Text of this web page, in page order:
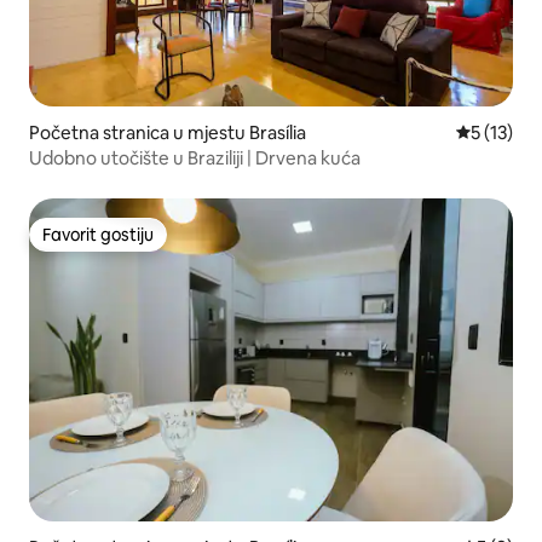
Početna stranica u mjestu Brasília prosječna
5 (13)
Udobno utočište u Braziliji | Drvena kuća
Favorit gostiju
Favorit gostiju